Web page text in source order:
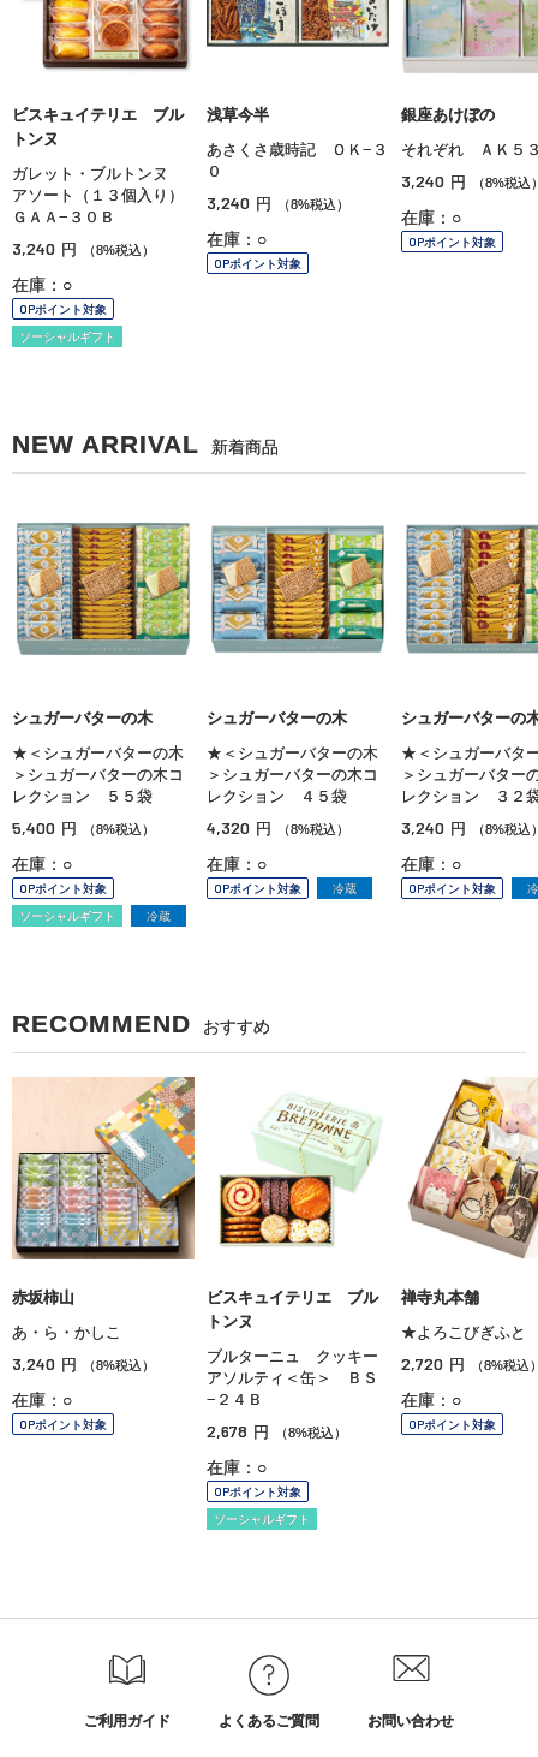
ビスキュイテリエ ブル
トンヌ
ガレット・ブルトンヌ
アソート（１３個入り）
ＧＡＡ−３０Ｂ
3,240 円 （8%税込）
在庫：○
OPポイント対象
ソーシャルギフト
浅草今半
あさくさ歳時記 ＯＫ−３
０
3,240 円 （8%税込）
在庫：○
OPポイント対象
銀座あけぼの
それぞれ ＡＫ５
3,240 円 （8%税込
在庫：○
OPポイント対象
NEW ARRIVAL 新着商品
シュガーバターの木
★＜シュガーバターの木
＞シュガーバターの木コ
レクション ５５袋
5,400 円 （8%税込）
在庫：○
OPポイント対象
ソーシャルギフト
冷蔵
シュガーバターの木
★＜シュガーバターの木
＞シュガーバターの木コ
レクション ４５袋
4,320 円 （8%税込）
在庫：○
OPポイント対象 冷蔵
シュガーバターの
★＜シュガーバタ
＞シュガーバター
レクション ３２
3,240 円 （8%税込
在庫：○
OPポイント対象
RECOMMEND おすすめ
赤坂柿山
あ・ら・かしこ
3,240 円 （8%税込）
在庫：○
OPポイント対象
ビスキュイテリエ ブル
トンヌ
ブルターニュ クッキー
アソルティ＜缶＞ ＢＳ
−２４Ｂ
2,678 円 （8%税込）
在庫：○
OPポイント対象
ソーシャルギフト
禅寺丸本舗
★よろこびぎふと
2,720 円 （8%税込
在庫：○
OPポイント対象
ご利用ガイド よくあるご質問 お問い合わせ